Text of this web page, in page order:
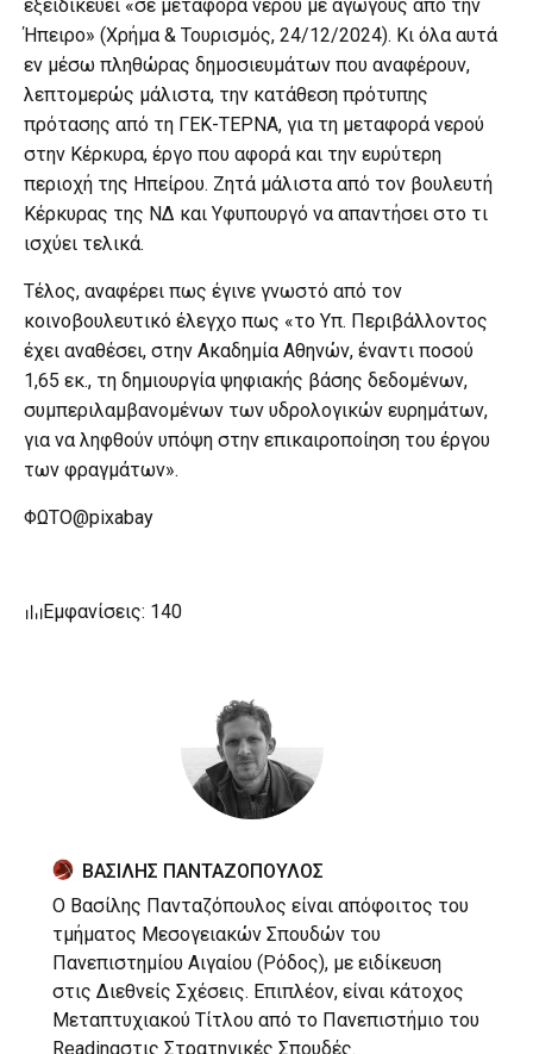
εξειδικεύει «σε μεταφορά νερού με αγωγούς από την
Ήπειρο» (Χρήμα & Τουρισμός, 24/12/2024). Κι όλα αυτά
εν μέσω πληθώρας δημοσιευμάτων που αναφέρουν,
λεπτομερώς μάλιστα, την κατάθεση πρότυπης
πρότασης από τη ΓΕΚ-ΤΕΡΝΑ, για τη μεταφορά νερού
στην Κέρκυρα, έργο που αφορά και την ευρύτερη
περιοχή της Ηπείρου. Ζητά μάλιστα από τον βουλευτή
Κέρκυρας της ΝΔ και Υφυπουργό να απαντήσει στο τι
ισχύει τελικά.
Τέλος, αναφέρει πως έγινε γνωστό από τον
κοινοβουλευτικό έλεγχο πως «το Υπ. Περιβάλλοντος
έχει αναθέσει, στην Ακαδημία Αθηνών, έναντι ποσού
1,65 εκ., τη δημιουργία ψηφιακής βάσης δεδομένων,
συμπεριλαμβανομένων των υδρολογικών ευρημάτων,
για να ληφθούν υπόψη στην επικαιροποίηση του έργου
των φραγμάτων».
ΦΩΤΟ@pixabay
Εμφανίσεις: 140
ΒΑΣΙΛΗΣ ΠΑΝΤΑΖΟΠΟΥΛΟΣ
Ο Βασίλης Πανταζόπουλος είναι απόφοιτος του
τμήματος Μεσογειακών Σπουδών του
Πανεπιστημίου Αιγαίου (Ρόδος), με ειδίκευση
στις Διεθνείς Σχέσεις. Επιπλέον, είναι κάτοχος
Μεταπτυχιακού Τίτλου από το Πανεπιστήμιο του
Readingστις Στρατηγικές Σπουδές.